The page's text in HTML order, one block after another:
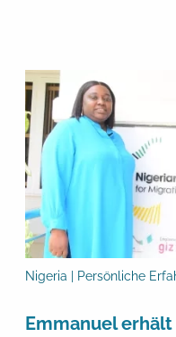
Nigeria | Persönliche
Emmanuel